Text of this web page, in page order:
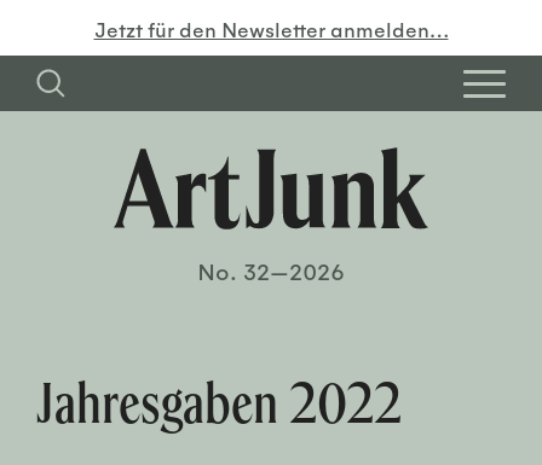
Jetzt für den Newsletter anmelden…
No. 32—2026
Jahresgaben 2022